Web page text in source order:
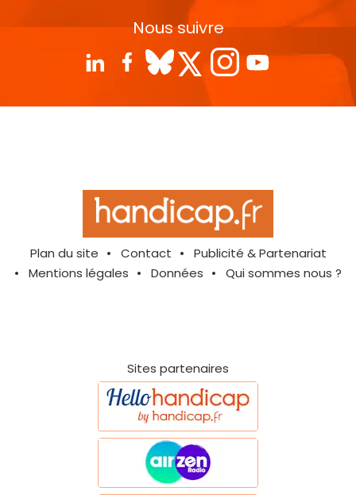
Nous suivre
Plan du site Contact
Publicité & Partenariat
Mentions légales
Données Qui sommes nous ?
Sites partenaires